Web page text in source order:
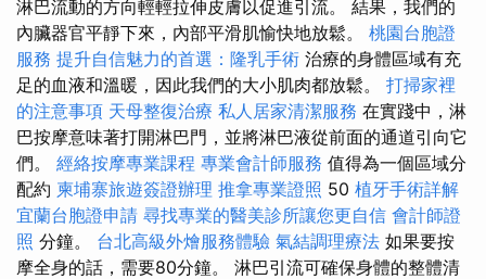
淋巴流動的方向輕輕拉伸皮膚以促進引流。 結果，我們的
內臟器官平靜下來，內部平滑肌愉快地放鬆。 桃園台胞證
服務 提升自信魅力的首選：隆乳手術 治療的身體區域有充
足的血液和溫暖，因此我們的大小肌肉都放鬆。 打掃家裡
的注意事項 天母整復治療 私人居家清潔服務 在實踐中，淋
巴按摩意味著打開淋巴門，並將淋巴液從前面的通道引向它
們。 經絡按摩專業課程 專業會計師服務 值得為一個區域分
配約 柬埔寨旅遊簽證辦理 推拿專業證照 50 植牙手術詳解
宜蘭台胞證申請 尋找專業的醫美診所讓您更自信 會計師證
照 分鐘。 台北高級外燴服務體驗 氣結調理療法 如果要按
摩全身的話，需要80分鐘。 淋巴引流可確保身體的整體清